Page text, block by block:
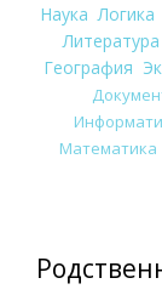
Наука Логика
Литература
География
Математика